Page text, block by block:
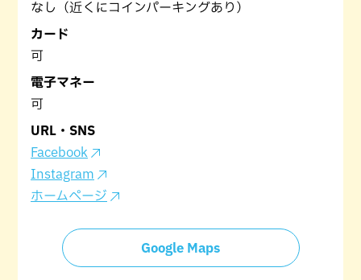
なし（近くにコインパーキングあり）
カード
可
電子マネー
可
URL・SNS
Facebook
Instagram
ホームページ
Google Maps